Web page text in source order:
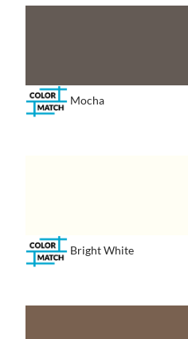
Mocha
Bright White